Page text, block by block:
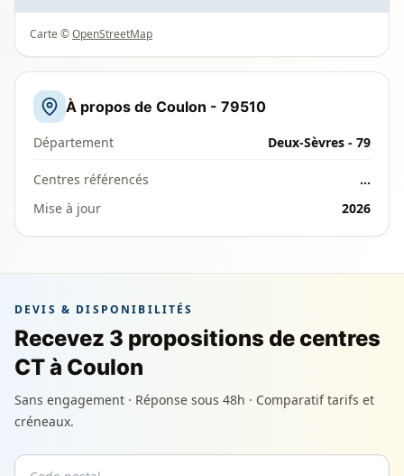
Carte ©OpenStreetMap
À propos de Coulon - 79510
Département Deux-Sèvres - 79
Centres référencés
…
Mise à jour
2026
DEVIS & DISPONIBILITÉS
Recevez 3 propositions de centres
CT à Coulon
Sans engagement · Réponse sous 48h · Comparatif tarifs et
créneaux.
Code postal
Email